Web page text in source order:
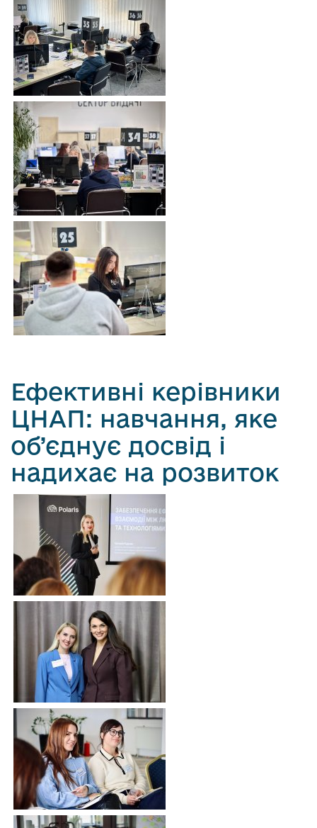
Ефективні керівники
ЦНАП: навчання, яке
об’єднує досвід і
надихає на розвиток